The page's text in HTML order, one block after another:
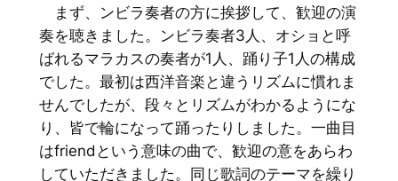
まず、ンビラ奏者の方に挨拶して、歓迎の演
奏を聴きました。ンビラ奏者3人、オショと呼
ばれるマラカスの奏者が1人、踊り子1人の構成
でした。最初は西洋音楽と違うリズムに慣れま
せんでしたが、段々とリズムがわかるようにな
り、皆で輪になって踊ったりしました。一曲目
はfriendという意味の曲で、歓迎の意をあらわ
していただきました。同じ歌詞のテーマを繰り